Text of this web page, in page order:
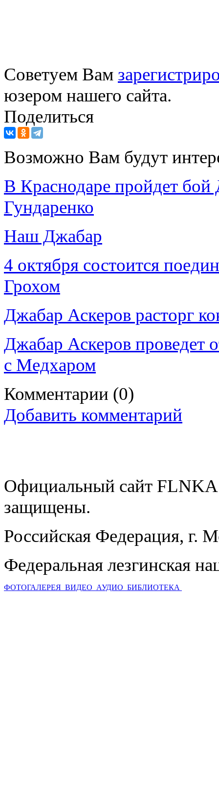
Советуем Вам
юзером нашего сайта.
Поделиться
Возможно Вам будут
В Краснодаре пройдет
Гундаренко
Наш Джабар
4 октября состоится
Грохом
Джабар Аскеров расторг
Джабар Аскеров проведет
с Мeдхаром
Комментарии (0)
Добавить комментарий
Официальный сайт
защищены.
Российская Федерация, г.
Федеральная лезгинская
ФОТОГАЛЕРЕЯ ВИДЕО АУДИО БИБЛИОТЕКА